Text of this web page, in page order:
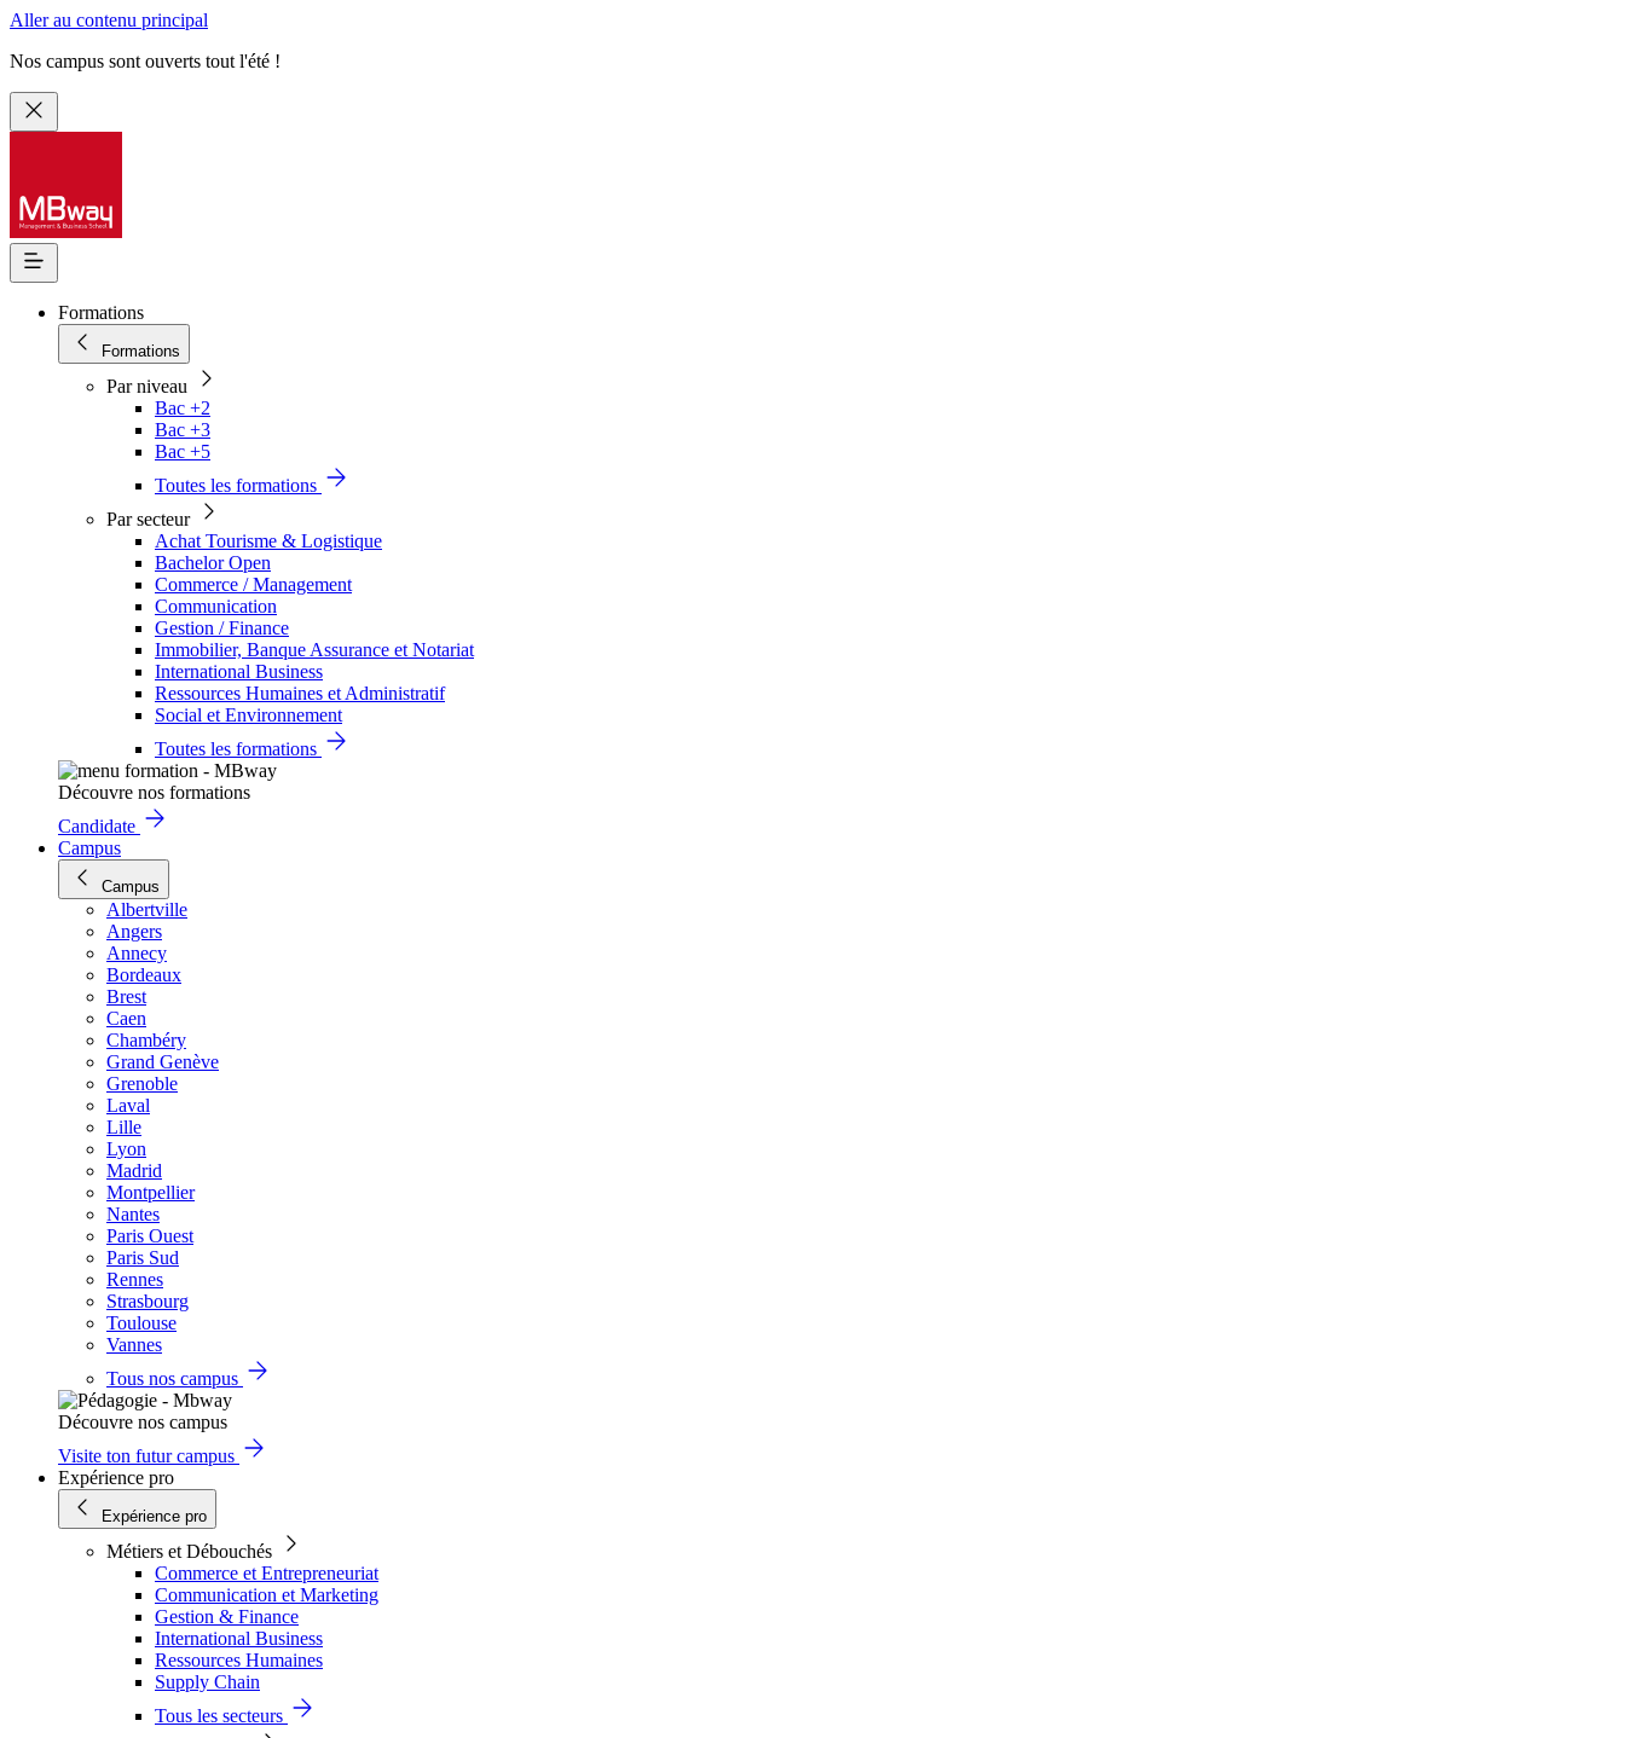
Aller au contenu principal
Nos campus sont ouverts tout l'été !
Formations
Formations
Par niveau
Bac +2
Bac +3
Bac +5
Toutes les formations
Par secteur
Achat Tourisme & Logistique
Bachelor Open
Commerce / Management
Communication
Gestion / Finance
Immobilier, Banque Assurance et Notariat
International Business
Ressources Humaines et Administratif
Social et Environnement
Toutes les formations
Découvre nos formations
Candidate
Campus
Campus
Albertville
Angers
Annecy
Bordeaux
Brest
Caen
Chambéry
Grand Genève
Grenoble
Laval
Lille
Lyon
Madrid
Montpellier
Nantes
Paris Ouest
Paris Sud
Rennes
Strasbourg
Toulouse
Vannes
Tous nos campus
Découvre nos campus
Visite ton futur campus
Expérience pro
Expérience pro
Métiers et Débouchés
Commerce et Entrepreneuriat
Communication et Marketing
Gestion & Finance
International Business
Ressources Humaines
Supply Chain
Tous les secteurs